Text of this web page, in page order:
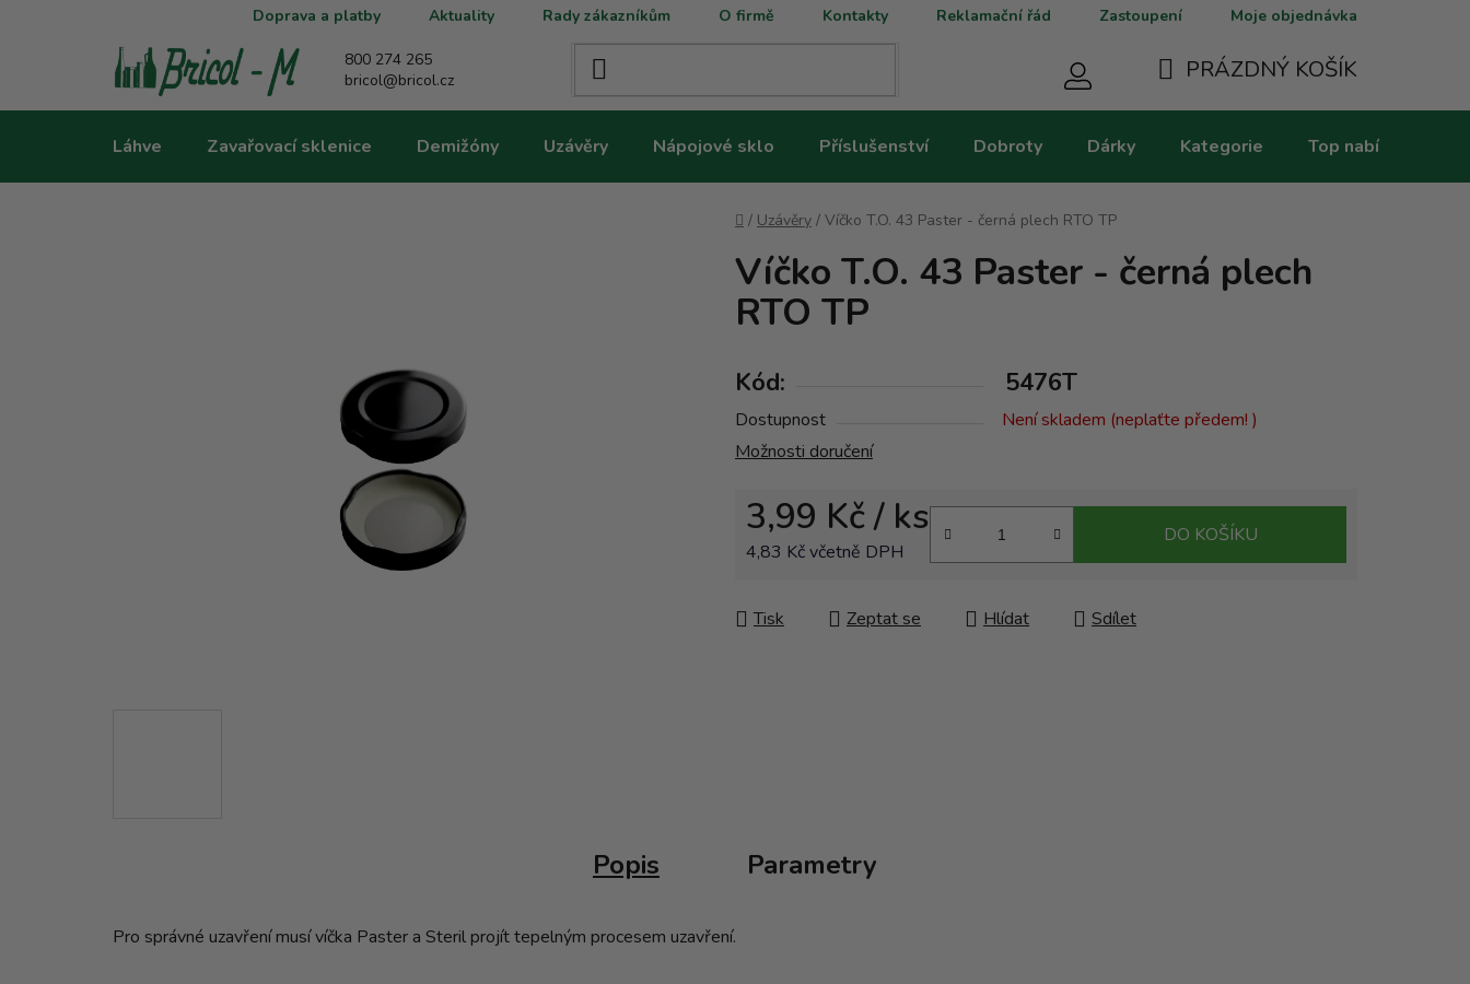
Doprava a platby Aktuality Rady zákazníkům O firmě Kontakty Reklamační řád Zastoupení Moje objednávka
800 274 265
bricol@bricol.cz
KOŠÍK
PRÁZDNÝ KOŠÍK
Láhve Zavařovací sklenice Demižóny Uzávěry Nápojové sklo Příslušenství Dobroty Dárky Kategorie Top nabídky
Domů
/ Uzávěry / Víčko T.O. 43 Paster - černá plech RTO TP
Víčko T.O. 43 Paster - černá plech
RTO TP
Kód: 5476T
Dostupnost
Není skladem (neplaťte předem! )
Možnosti doručení
3,99 Kč/ ks
4,83 Kč včetně DPH
DO KOŠÍKU
Tisk Zeptat se Hlídat Sdílet
Popis Parametry
Pro správné uzavření musí víčka Paster a Steril projít tepelným procesem uzavření.